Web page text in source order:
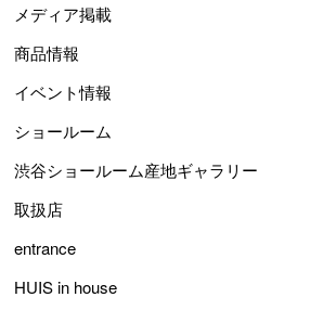
メディア掲載
商品情報
イベント情報
ショールーム
渋谷ショールーム産地ギャラリー
取扱店
entrance
HUIS in house